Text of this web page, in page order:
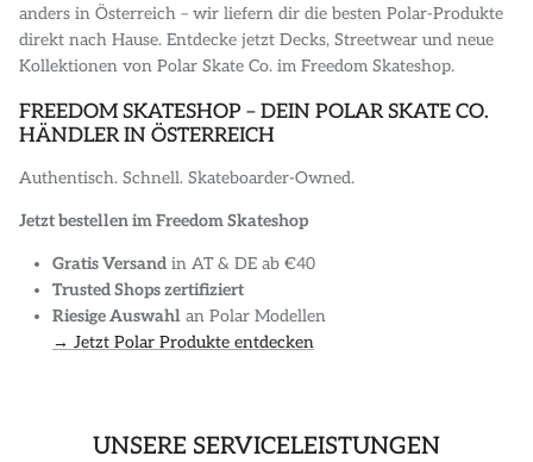
anders in Österreich – wir liefern dir die besten Polar-Produkte
direkt nach Hause. Entdecke jetzt Decks, Streetwear und neue
Kollektionen von Polar Skate Co. im Freedom Skateshop.
FREEDOM SKATESHOP – DEIN POLAR SKATE CO.
HÄNDLER IN ÖSTERREICH
Authentisch. Schnell. Skateboarder-Owned.
Jetzt bestellen im Freedom Skateshop
Gratis Versand in AT & DE ab €40
Trusted Shops zertifiziert
Riesige Auswahl an Polar Modellen
→ Jetzt Polar Produkte entdecken
UNSERE SERVICELEISTUNGEN